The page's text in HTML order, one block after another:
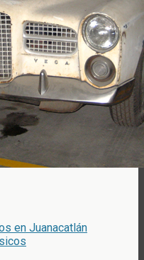
en Juanacatlán